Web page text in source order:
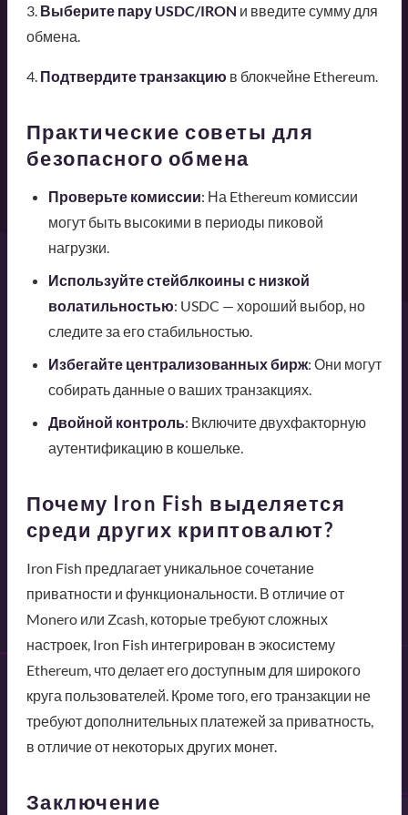
3. Выберите пару USDC/IRON и введите сумму для
обмена.
4. Подтвердите транзакцию в блокчейне Ethereum.
Практические советы для
безопасного обмена
Проверьте комиссии: На Ethereum комиссии
могут быть высокими в периоды пиковой
нагрузки.
Используйте стейблкоины с низкой
волатильностью: USDC — хороший выбор, но
следите за его стабильностью.
Избегайте централизованных бирж: Они могут
собирать данные о ваших транзакциях.
Двойной контроль: Включите двухфакторную
аутентификацию в кошельке.
Почему Iron Fish выделяется
среди других криптовалют?
Iron Fish предлагает уникальное сочетание
приватности и функциональности. В отличие от
Monero или Zcash, которые требуют сложных
настроек, Iron Fish интегрирован в экосистему
Ethereum, что делает его доступным для широкого
круга пользователей. Кроме того, его транзакции не
требуют дополнительных платежей за приватность,
в отличие от некоторых других монет.
Заключение